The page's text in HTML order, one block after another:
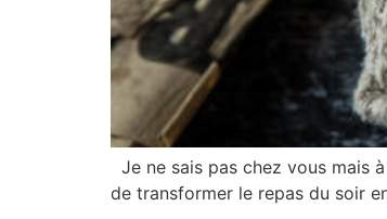
Je ne sais pas chez vous mais
de transformer le repas du soir